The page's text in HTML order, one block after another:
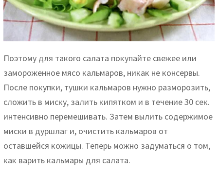
Поэтому для такого салата покупайте свежее или
замороженное мясо кальмаров, никак не консервы.
После покупки, тушки кальмаров нужно разморозить,
сложить в миску, залить кипятком и в течение 30 сек.
интенсивно перемешивать. Затем вылить содержимое
миски в дуршлаг и, очистить кальмаров от
оставшейся кожицы. Теперь можно задуматься о том,
как варить кальмары для салата.